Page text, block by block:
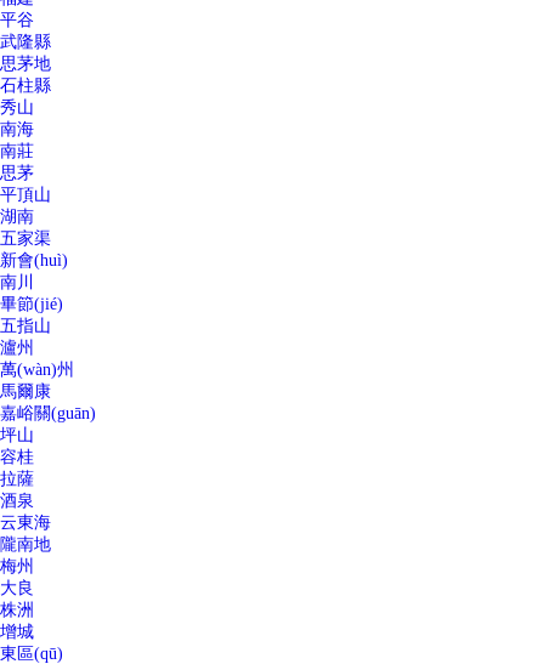
平谷
武隆縣
思茅地
石柱縣
秀山
南海
南莊
思茅
平頂山
湖南
五家渠
新會(huì)
南川
畢節(jié)
五指山
瀘州
萬(wàn)州
馬爾康
嘉峪關(guān)
坪山
容桂
拉薩
酒泉
云東海
隴南地
梅州
大良
株洲
增城
東區(qū)